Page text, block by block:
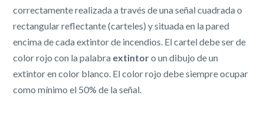
correctamente realizada a través de una señal cuadrada o
rectangular reflectante (carteles) y situada en la pared
encima de cada extintor de incendios. El cartel debe ser de
color rojo con la palabra extintoro un dibujo de un
extintor en color blanco. El color rojo debe siempre ocupar
como mínimo el 50% de la señal.